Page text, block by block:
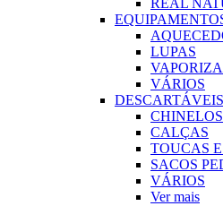
LUPAS
VÁRIOS
DESCARTÁVEIS
CHINELOS
CALÇAS
TOUCAS
SACOS
VÁRIOS
Ver mais